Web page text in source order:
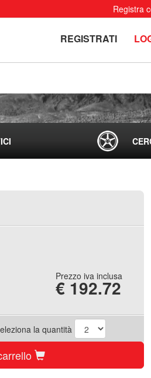
Registra
REGISTRATI
Prezzo iva inclusa
€ 192.72
la quantità